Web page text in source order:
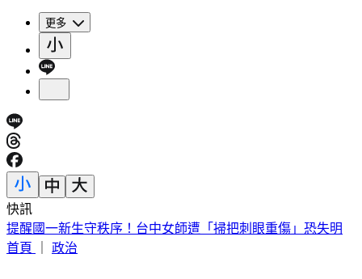
更多
快訊
快訊／兆基爆公司債危機遭北檢搜索 前董座李建成被帶走
首頁
政治